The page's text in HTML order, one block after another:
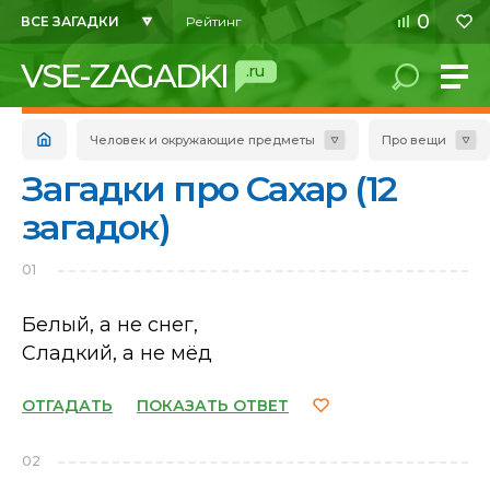
ВСЕ ЗАГАДКИ Рейтинг 0
VSE-ZAGADKI .ru
Человек и окружающие предметы Про вещи
Загадки про Сахар (12
загадок)
01
Белый, а не снег,
Сладкий, а не мёд
ОТГАДАТЬ ПОКАЗАТЬ ОТВЕТ
02